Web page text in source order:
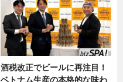
酒税改正でビールに再注目！
ベトナム生産の本格的な味わ